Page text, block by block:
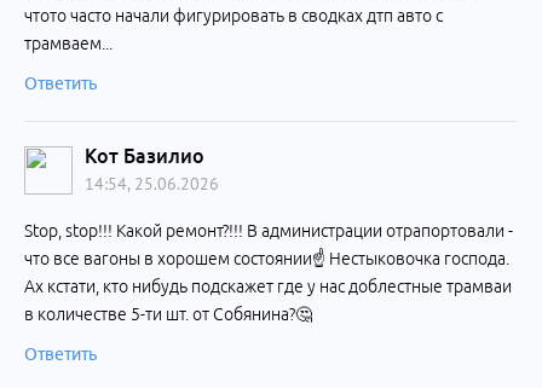
чтото часто начали фигурировать в сводках дтп авто с
трамваем...
Ответить
Кот Базилио
14:54, 25.06.2026
Stop, stop!!! Какой ремонт?!!! В администрации отрапортовали -
что все вагоны в хорошем состоянии☝️ Нестыковочка господа.
Ах кстати, кто нибудь подскажет где у нас доблестные трамваи
в количестве 5-ти шт. от Собянина?🤔
Ответить